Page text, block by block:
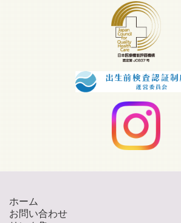
ホーム
お問い合わせ